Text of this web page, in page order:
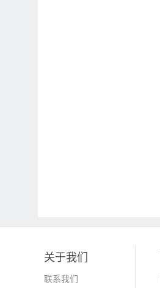
关于我们
联系我们